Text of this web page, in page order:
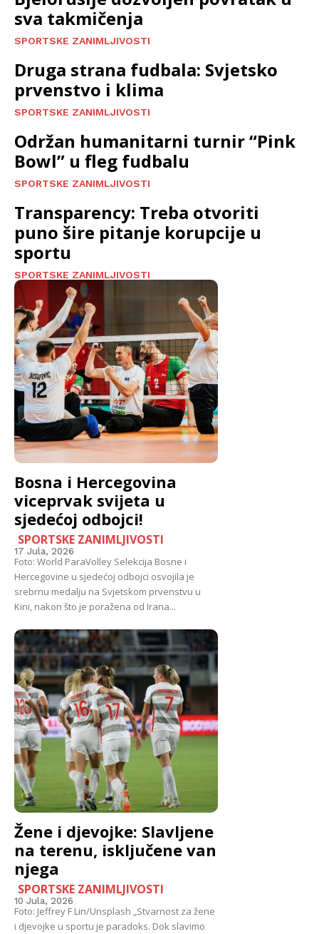
sva takmičenja
SPORTSKE ZANIMLJIVOSTI
Druga strana fudbala: Svjetsko
prvenstvo i klima
SPORTSKE ZANIMLJIVOSTI
Održan humanitarni turnir “Pink
Bowl” u fleg fudbalu
SPORTSKE ZANIMLJIVOSTI
Transparency: Treba otvoriti
puno šire pitanje korupcije u
sportu
SPORTSKE ZANIMLJIVOSTI
Bosna i Hercegovina
viceprvak svijeta u
sjedećoj odbojci!
SPORTSKE ZANIMLJIVOSTI
17 Jula, 2026
Foto: World ParaVolley Selekcija Bosne i
Hercegovine u sjedećoj odbojci osvojila je
srebrnu medalju na Svjetskom prvenstvu u
Kini, nakon što je poražena od Irana...
Žene i djevojke: Slavljene
na terenu, isključene van
njega
SPORTSKE ZANIMLJIVOSTI
10 Jula, 2026
Foto: Jeffrey F Lin/Unsplash „Stvarnost za žene
i djevojke u sportu je paradoks. Dok slavimo